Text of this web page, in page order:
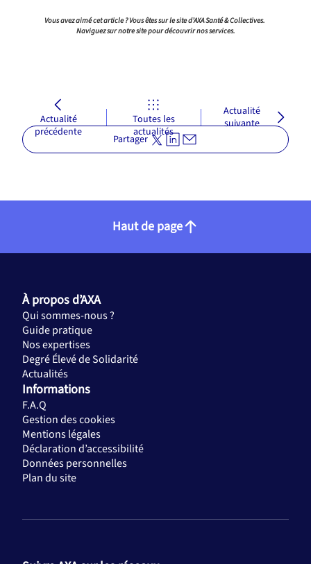
Vous avez aimé cet article ? Vous êtes sur le site d’AXA Santé & Collectives.
Naviguez sur notre site pour découvrir nos services.
Actualité
précédente
Toutes les
actualités
Actualité
suivante
Partager
Haut de page
À propos d’AXA
Qui sommes-nous ?
Guide pratique
Nos expertises
Degré Élevé de Solidarité
Actualités
Informations
F.A.Q
Gestion des cookies
Mentions légales
Déclaration d’accessibilité
Données personnelles
Plan du site